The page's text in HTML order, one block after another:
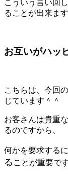
こういう言い回
ることが出来ます
お互いがハッ
こちらは、今回
じています＾＾
お客さんは貴重
るのですから、
何かを要求する
る ことが重要です